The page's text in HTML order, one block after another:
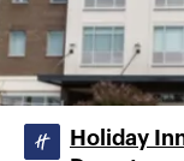
Holiday